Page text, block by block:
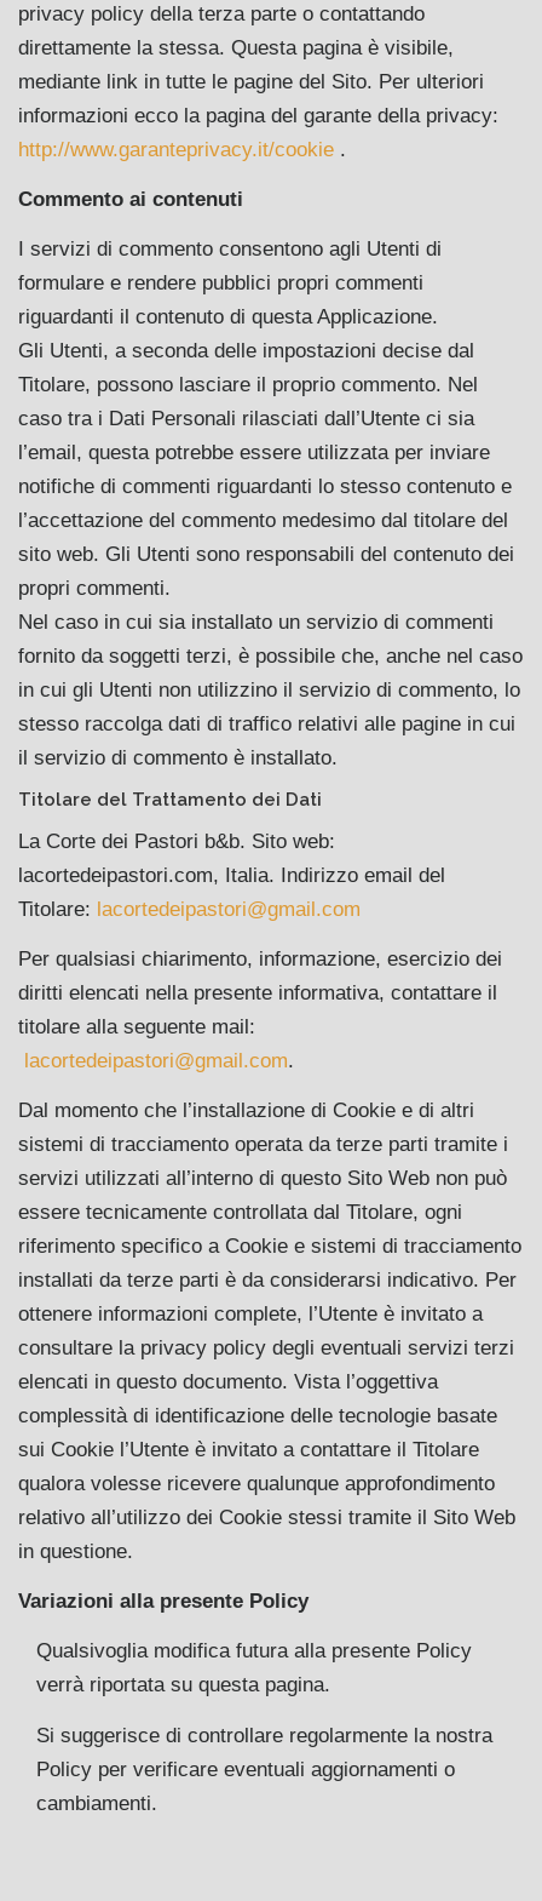
privacy policy della terza parte o contattando
direttamente la stessa. Questa pagina è visibile,
mediante link in tutte le pagine del Sito. Per ulteriori
informazioni ecco la pagina del garante della privacy:
http://www.garanteprivacy.it/cookie
Commento ai contenuti
I servizi di commento consentono agli Utenti di
formulare e rendere pubblici propri commenti
riguardanti il contenuto di questa Applicazione.
Gli Utenti, a seconda delle impostazioni decise dal
Titolare, possono lasciare il proprio commento. Nel
caso tra i Dati Personali rilasciati dall’Utente ci sia
l’email, questa potrebbe essere utilizzata per inviare
notifiche di commenti riguardanti lo stesso contenuto e
l’accettazione del commento medesimo dal titolare del
sito web. Gli Utenti sono responsabili del contenuto dei
propri commenti.
Nel caso in cui sia installato un servizio di commenti
fornito da soggetti terzi, è possibile che, anche nel caso
in cui gli Utenti non utilizzino il servizio di commento, lo
stesso raccolga dati di traffico relativi alle pagine in cui
il servizio di commento è installato.
Titolare del Trattamento dei Dati
La Corte dei Pastori b&b. Sito web:
lacortedeipastori.com, Italia. Indirizzo email del
Titolare: lacortedeipastori@gmail.com
Per qualsiasi chiarimento, informazione, esercizio dei
diritti elencati nella presente informativa, contattare il
titolare alla seguente mail:
lacortedeipastori@gmail.com.
Dal momento che l’installazione di Cookie e di altri
sistemi di tracciamento operata da terze parti tramite i
servizi utilizzati all’interno di questo Sito Web non può
essere tecnicamente controllata dal Titolare, ogni
riferimento specifico a Cookie e sistemi di tracciamento
installati da terze parti è da considerarsi indicativo. Per
ottenere informazioni complete, l’Utente è invitato a
consultare la privacy policy degli eventuali servizi terzi
elencati in questo documento. Vista l’oggettiva
complessità di identificazione delle tecnologie basate
sui Cookie l’Utente è invitato a contattare il Titolare
qualora volesse ricevere qualunque approfondimento
relativo all’utilizzo dei Cookie stessi tramite il Sito Web
in questione.
Variazioni alla presente Policy
Qualsivoglia modifica futura alla presente Policy
verrà riportata su questa pagina.
Si suggerisce di controllare regolarmente la nostra
Policy per verificare eventuali aggiornamenti o
cambiamenti.